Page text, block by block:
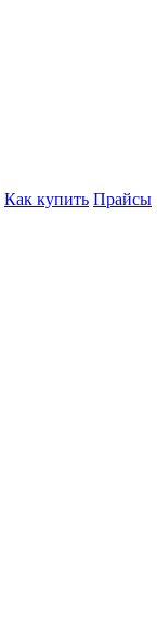
Как купить Прайсы